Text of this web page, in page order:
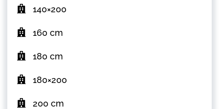
140×200
160 cm
180 cm
180×200
200 cm